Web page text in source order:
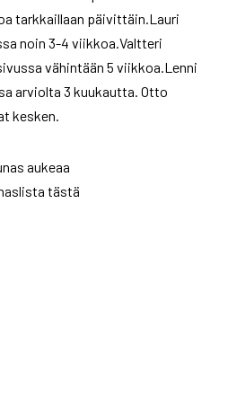
tarkkaillaan päivittäin.Lauri
noin 3-4 viikkoa.Valtteri
vähintään 5 viikkoa.Lenni
arviolta 3 kuukautta. Otto
kesken.
aukeaa
tästä